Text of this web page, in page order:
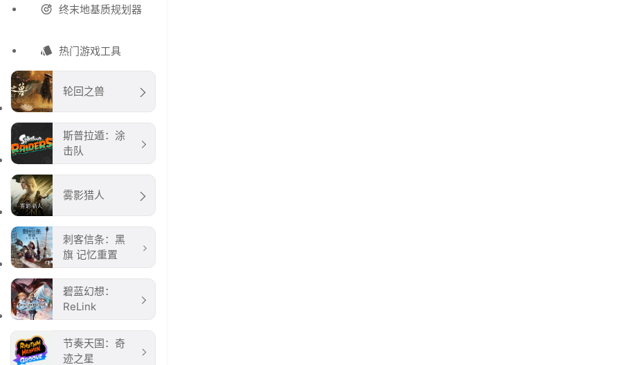
终末地基质规划器
热门游戏工具
轮回之兽
斯普拉遁：涂
击队
雾影猎人
刺客信条：黑
旗 记忆重置
碧蓝幻想：
ReLink
节奏天国：奇
迹之星